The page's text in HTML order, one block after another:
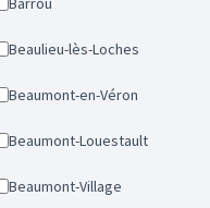
Beaulieu-lès-Loches
Beaumont-en-Véron
Beaumont-Louestault
Beaumont-Village